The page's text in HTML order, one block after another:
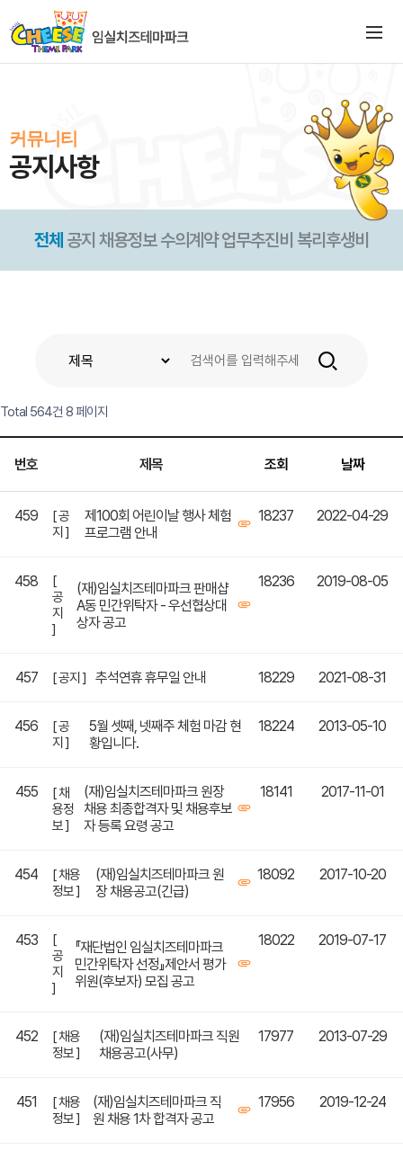
커뮤니티
공지사항
전체 공지 채용정보 수의계약 업무추진비 복리후생비
Total 564건 8 페이지
번호 제목 조회 날짜
459
[ 공
지 ]
제100회 어린이날 행사 체험
프로그램 안내
18237 2022-04-29
458
[
공
지
]
(재)임실치즈테마파크 판매샵
A동 민간위탁자 - 우선협상대
상자 공고
18236 2019-08-05
457 [ 공지 ] 추석연휴 휴무일 안내 18229 2021-08-31
456
[ 공
지 ]
5월 셋째, 넷째주 체험 마감 현
황입니다.
18224 2013-05-10
455
[ 채
용정
보 ]
(재)임실치즈테마파크 원장
채용 최종합격자 및 채용후보
자 등록 요령 공고
18141 2017-11-01
454
[ 채용
정보 ]
(재)임실치즈테마파크 원
장 채용공고(긴급)
18092 2017-10-20
453
[
공
지
]
『재단법인 임실치즈테마파크
민간위탁자 선정』제안서 평가
위원(후보자) 모집 공고
18022 2019-07-17
452
[ 채용
정보 ]
(재)임실치즈테마파크 직원
채용공고(사무)
17977 2013-07-29
451
[ 채용
정보 ]
(재)임실치즈테마파크 직
원 채용 1차 합격자 공고
17956 2019-12-24